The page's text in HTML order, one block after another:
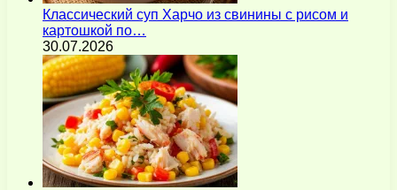
Классический суп Харчо из свинины с рисом и
картошкой по…
30.07.2026